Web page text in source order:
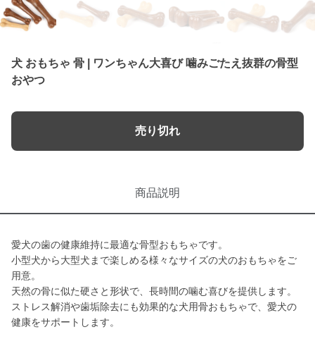
犬 おもちゃ 骨 | ワンちゃん大喜び 噛みごたえ抜群の骨型
おやつ
売り切れ
商品説明
愛犬の歯の健康維持に最適な骨型おもちゃです。
小型犬から大型犬まで楽しめる様々なサイズの犬のおもちゃをご
用意。
天然の骨に似た硬さと形状で、長時間の噛む喜びを提供します。
ストレス解消や歯垢除去にも効果的な犬用骨おもちゃで、愛犬の
健康をサポートします。